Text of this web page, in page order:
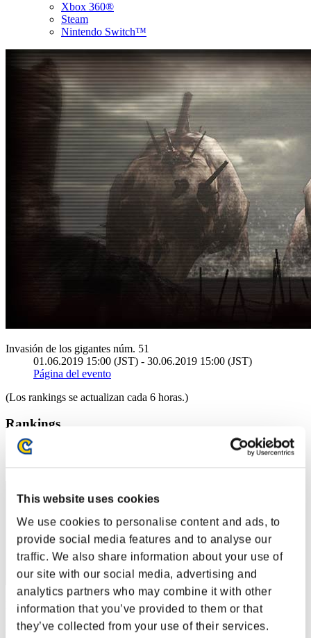
This website uses cookies
We use cookies to personalise content and ads, to
provide social media features and to analyse our
traffic. We also share information about your use of
our site with our social media, advertising and
analytics partners who may combine it with other
information that you’ve provided to them or that
they’ve collected from your use of their services.
Xbox 360®
Steam
Nintendo Switch™
Invasión de los gigantes núm. 51
01.06.2019 15:00 (JST) - 30.06.2019 15:00 (JST)
Página del evento
(Los rankings se actualizan cada 6 horas.)
Rankings
Posición
Puntos: -
Posición